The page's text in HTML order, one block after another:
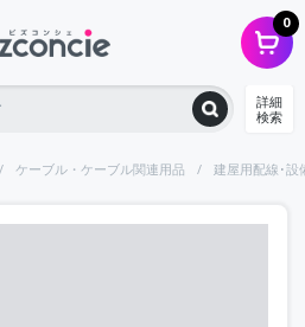
0
詳細
検索
ケーブル・ケーブル関連用品 建屋用配線･設